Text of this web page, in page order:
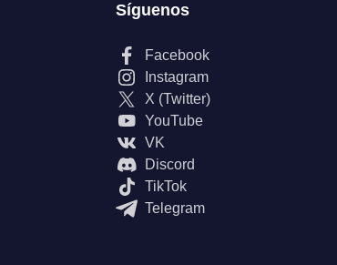
Síguenos
Facebook
Instagram
X (Twitter)
YouTube
VK
Discord
TikTok
Telegram